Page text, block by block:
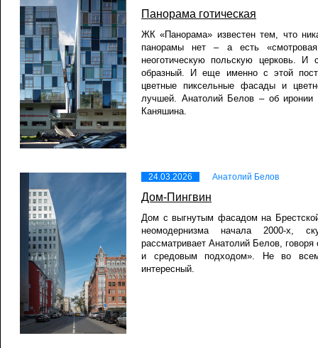
Панорама готическая
ЖК «Панорама» известен тем, что
панорамы нет – а есть
неоготическую польскую церковь. И
образный. И еще именно с этой
цветные пиксельные фасады и
лучшей. Анатолий Белов – об
Каняшина.
24.03.2026 Анатолий Белов
Дом-Пингвин
Дом с выгнутым фасадом на
неомодернизма начала 2000-х,
рассматривает Анатолий Белов,
и средовым подходом». Не во
интересный.